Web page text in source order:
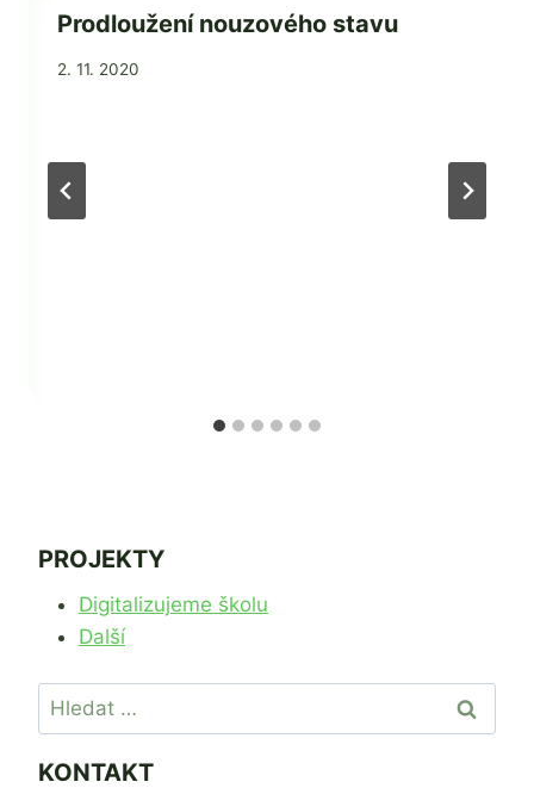
Prodloužení nouzového stavu
Od
2. 11. 2020
PROJEKTY
Digitalizujeme školu
Další
Vyhledávání
KONTAKT